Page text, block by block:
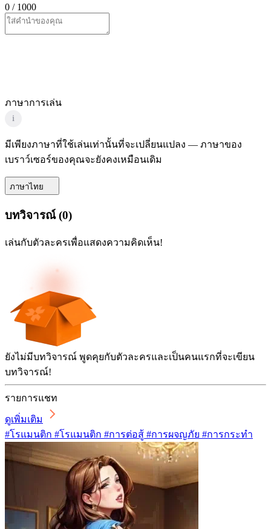
0 / 1000
ภาษาการเล่น
i
มีเพียงภาษาที่ใช้เล่นเท่านั้นที่จะเปลี่ยนแปลง — ภาษาของ
เบราว์เซอร์ของคุณจะยังคงเหมือนเดิม
ภาษาไทย
บทวิจารณ์(0)
เล่นกับตัวละครเพื่อแสดงความคิดเห็น!
ยังไม่มีบทวิจารณ์ พูดคุยกับตัวละครและเป็นคนแรกที่จะเขียน
บทวิจารณ์!
รายการแชท
ดูเพิ่มเติม
#โรแมนติก #โรแมนติก #การต่อสู้ #การผจญภัย #การกระทำ